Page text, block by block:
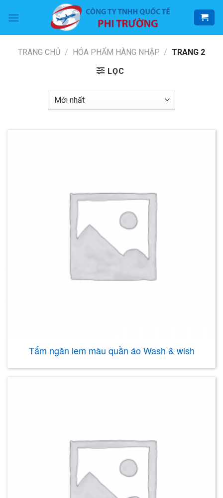
TRANG CHỦ / HÓA PHẨM HÀNG NHẬP / TRANG 2
LỌC
Tấm ngăn lem màu quần áo Wash & wish